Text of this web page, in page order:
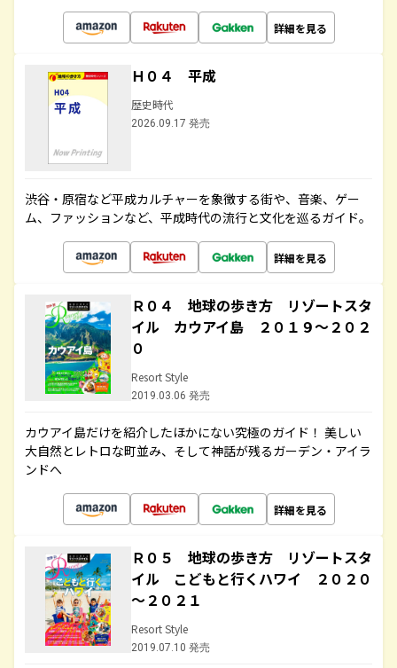
詳細を見る
Ｈ０４ 平成
歴史時代
2026.09.17 発売
渋谷・原宿など平成カルチャーを象徴する街や、音楽、ゲー
ム、ファッションなど、平成時代の流行と文化を巡るガイド。
詳細を見る
Ｒ０４ 地球の歩き方 リゾートスタ
イル カウアイ島 ２０１９～２０２
０
Resort Style
2019.03.06 発売
カウアイ島だけを紹介したほかにない究極のガイド！ 美しい
大自然とレトロな町並み、そして神話が残るガーデン・アイラ
ンドへ
詳細を見る
Ｒ０５ 地球の歩き方 リゾートスタ
イル こどもと行くハワイ ２０２０
～２０２１
Resort Style
2019.07.10 発売